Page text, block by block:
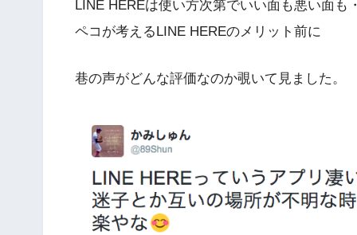
LINE HEREは使い方次第でいい面も悪い面も
ペコが考えるLINE HEREのメリット前に
巷の声がどんな評価なのか覗いて見ました。